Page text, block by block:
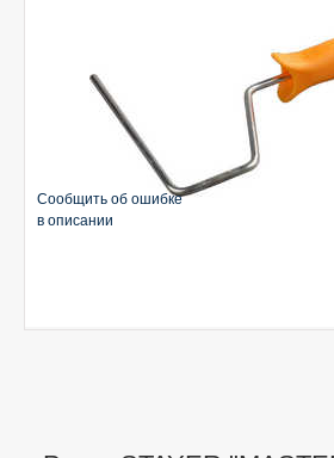
Сообщить об ошибке
в описании